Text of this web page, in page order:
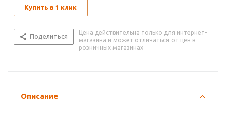
Купить в 1 клик
Поделиться
Цена действительна только для интернет-
магазина и может отличаться от цен в
розничных магазинах
Описание